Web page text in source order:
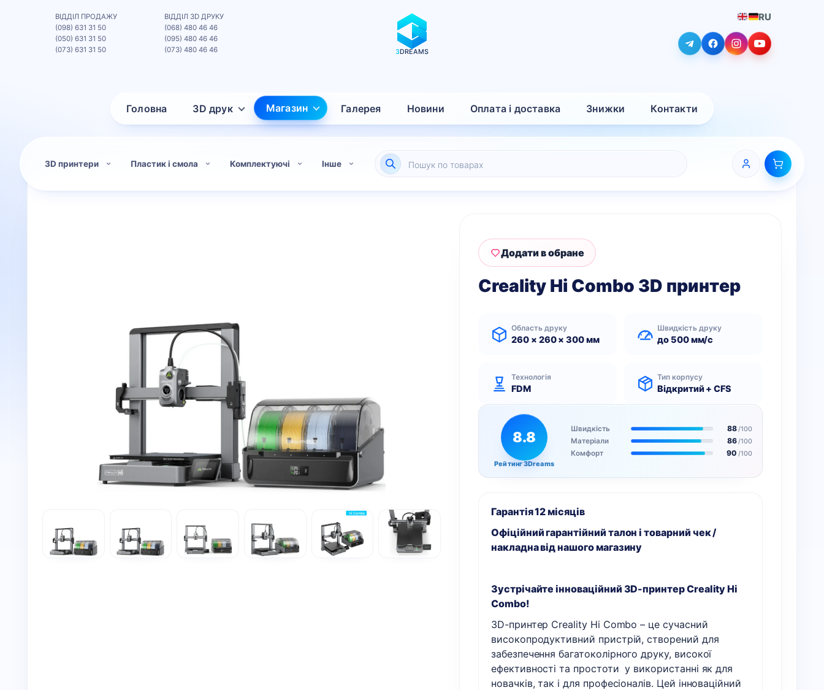
3DREAMS
Головна 3D друк Магазин Галерея Новини Оплата і доставка Знижки Контакти
ВІДДІЛ ПРОДАЖУ
(098) 631 31 50
(050) 631 31 50
(073) 631 31 50
ВІДДІЛ 3D ДРУКУ
(068) 480 46 46
(095) 480 46 46
(073) 480 46 46
RU
3D принтери Пластик і смола Комплектуючі Інше Пошук
Creality Hi Combo 3D принтер
Гарантія 12 місяців
Офіційний гарантійний талон і товарний чек /
накладнавід нашого магазину
Зустрічайте інноваційний 3D-принтер Creality Hi
Combo!
3D-принтер Creality Hi Combo – це сучасний
високопродуктивний пристрій, створений для
забезпечення багатоколірного друку, високої
ефективності та простоти у використанні як для
новачків, так і для професіоналів. Цей інноваційний
Область друку
260 × 260 × 300 мм
Швидкість друку
до 500 мм/с
Технологія
FDM
Тип корпусу
Відкритий + CFS
8.8
Рейтинг 3Dreams
Швидкість 88/100
Матеріали 86/100
Комфорт 90 /100
Додати в обране